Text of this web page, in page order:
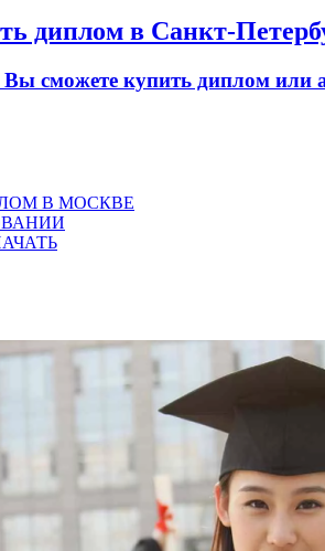
диплом в Санкт-
купить диплом или
В МОСКВЕ